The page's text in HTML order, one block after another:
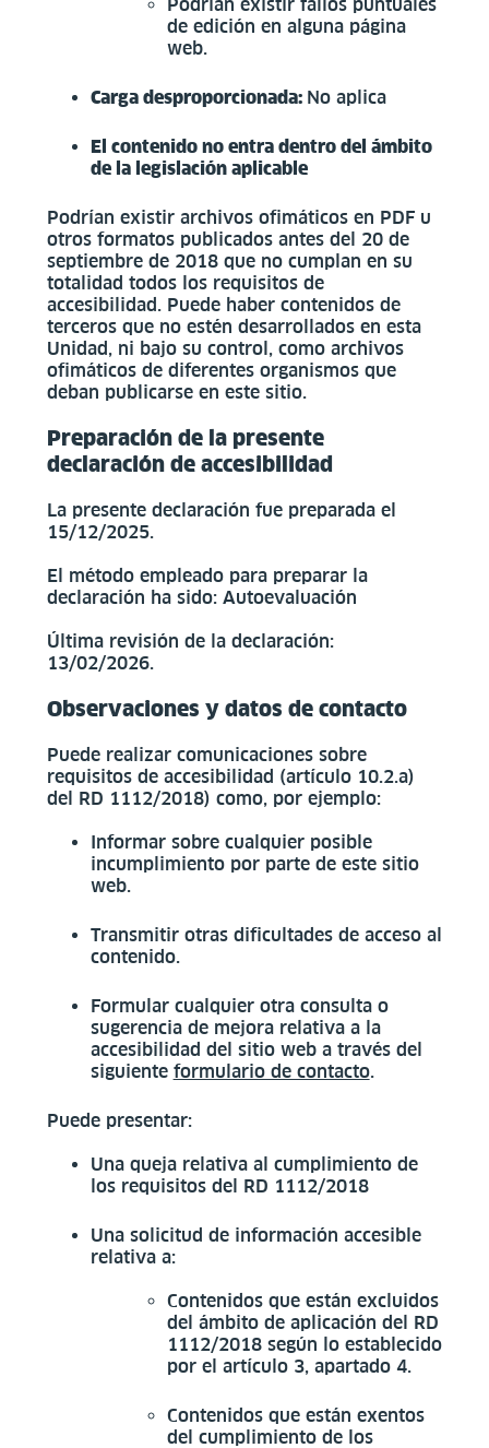
Podrían existir fallos puntuales
de edición en alguna página
web.
Carga desproporcionada: No aplica
El contenido no entra dentro del ámbito
de la legislación aplicable
Podrían existir archivos ofimáticos en PDF u
otros formatos publicados antes del 20 de
septiembre de 2018 que no cumplan en su
totalidad todos los requisitos de
accesibilidad. Puede haber contenidos de
terceros que no estén desarrollados en esta
Unidad, ni bajo su control, como archivos
ofimáticos de diferentes organismos que
deban publicarse en este sitio.
Preparación de la presente
declaración de accesibilidad
La presente declaración fue preparada el
15/12/2025.
El método empleado para preparar la
declaración ha sido: Autoevaluación
Última revisión de la declaración:
13/02/2026.
Observaciones y datos de contacto
Puede realizar comunicaciones sobre
requisitos de accesibilidad (artículo 10.2.a)
del RD 1112/2018) como, por ejemplo:
Informar sobre cualquier posible
incumplimiento por parte de este sitio
web.
Transmitir otras dificultades de acceso al
contenido.
Formular cualquier otra consulta o
sugerencia de mejora relativa a la
accesibilidad del sitio web a través del
siguiente formulario de contacto.
Puede presentar:
Una queja relativa al cumplimiento de
los requisitos del RD 1112/2018
Una solicitud de información accesible
relativa a:
Contenidos que están excluidos
del ámbito de aplicación del RD
1112/2018 según lo establecido
por el artículo 3, apartado 4.
Contenidos que están exentos
del cumplimiento de los